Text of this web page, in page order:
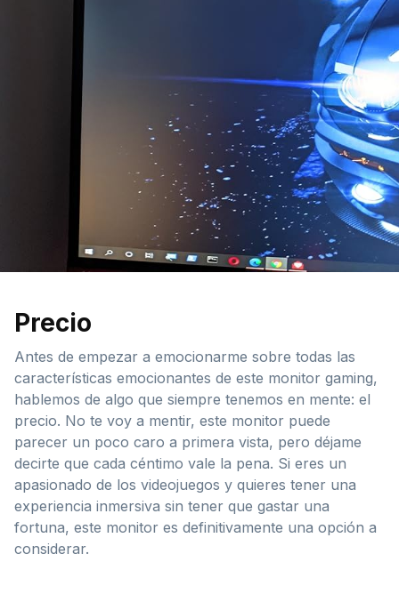
Precio
Antes de empezar a emocionarme sobre todas las
características emocionantes de este monitor gaming,
hablemos de algo que siempre tenemos en mente: el
precio. No te voy a mentir, este monitor puede
parecer un poco caro a primera vista, pero déjame
decirte que cada céntimo vale la pena. Si eres un
apasionado de los videojuegos y quieres tener una
experiencia inmersiva sin tener que gastar una
fortuna, este monitor es definitivamente una opción a
considerar.